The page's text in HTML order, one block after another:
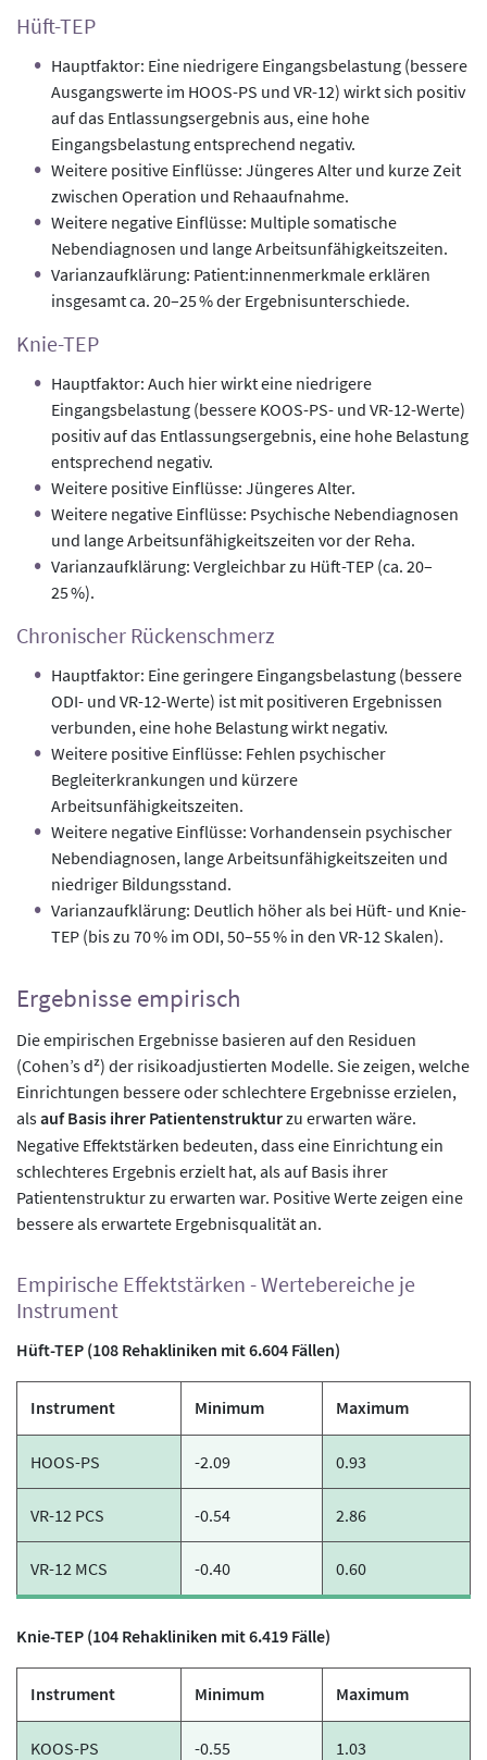
Hüft-TEP
Hauptfaktor: Eine niedrigere Eingangsbelastung (bessere
Ausgangswerte im HOOS-PS und VR-12) wirkt sich positiv
auf das Entlassungsergebnis aus, eine hohe
Eingangsbelastung entsprechend negativ.
Weitere positive Einflüsse: Jüngeres Alter und kurze Zeit
zwischen Operation und Rehaaufnahme.
Weitere negative Einflüsse: Multiple somatische
Nebendiagnosen und lange Arbeitsunfähigkeitszeiten.
Varianzaufklärung: Patient:innenmerkmale erklären
insgesamt ca. 20–25 % der Ergebnisunterschiede.
Knie-TEP
Hauptfaktor: Auch hier wirkt eine niedrigere
Eingangsbelastung (bessere KOOS-PS- und VR-12-Werte)
positiv auf das Entlassungsergebnis, eine hohe Belastung
entsprechend negativ.
Weitere positive Einflüsse: Jüngeres Alter.
Weitere negative Einflüsse: Psychische Nebendiagnosen
und lange Arbeitsunfähigkeitszeiten vor der Reha.
Varianzaufklärung: Vergleichbar zu Hüft-TEP (ca. 20–
25 %).
Chronischer Rückenschmerz
Hauptfaktor: Eine geringere Eingangsbelastung (bessere
ODI- und VR-12-Werte) ist mit positiveren Ergebnissen
verbunden, eine hohe Belastung wirkt negativ.
Weitere positive Einflüsse: Fehlen psychischer
Begleiterkrankungen und kürzere
Arbeitsunfähigkeitszeiten.
Weitere negative Einflüsse: Vorhandensein psychischer
Nebendiagnosen, lange Arbeitsunfähigkeitszeiten und
niedriger Bildungsstand.
Varianzaufklärung: Deutlich höher als bei Hüft- und Knie-
TEP (bis zu 70 % im ODI, 50–55 % in den VR-12 Skalen).
Ergebnisse empirisch
Die empirischen Ergebnisse basieren auf den Residuen
(Cohen’s dᶻ) der risikoadjustierten Modelle. Sie zeigen, welche
Einrichtungen bessere oder schlechtere Ergebnisse erzielen,
alsauf Basis ihrer Patientenstrukturzu erwarten wäre.
Negative Effektstärken bedeuten, dass eine Einrichtung ein
schlechteres Ergebnis erzielt hat, als auf Basis ihrer
Patientenstruktur zu erwarten war. Positive Werte zeigen eine
bessere als erwartete Ergebnisqualität an.
Empirische Effektstärken - Wertebereiche je
Instrument
Hüft-TEP (108 Rehakliniken mit 6.604 Fällen)
Instrument Minimum Maximum
HOOS-PS -2.09 0.93
VR-12 PCS -0.54 2.86
VR-12 MCS -0.40 0.60
Knie-TEP (104 Rehakliniken mit 6.419 Fälle)
Instrument Minimum Maximum
KOOS-PS -0.55 1.03